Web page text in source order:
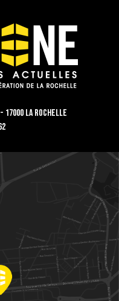
17000 La Rochelle